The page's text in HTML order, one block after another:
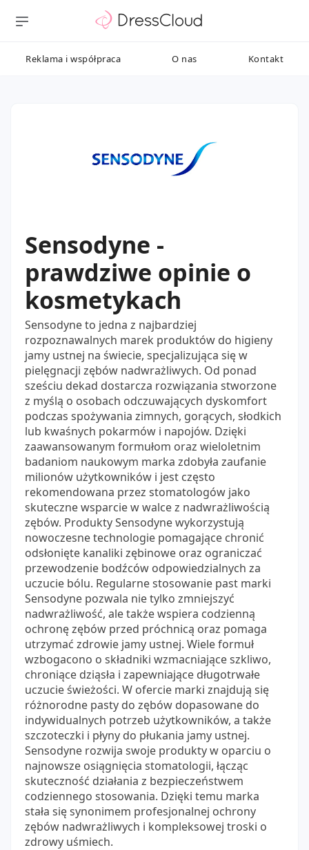
Reklama i współpraca O nas Kontakt
Sensodyne -
prawdziwe opinie o
kosmetykach
Sensodyne to jedna z najbardziej
rozpoznawalnych marek produktów do higieny
jamy ustnej na świecie, specjalizująca się w
pielęgnacji zębów nadwrażliwych. Od ponad
sześciu dekad dostarcza rozwiązania stworzone
z myślą o osobach odczuwających dyskomfort
podczas spożywania zimnych, gorących, słodkich
lub kwaśnych pokarmów i napojów. Dzięki
zaawansowanym formułom oraz wieloletnim
badaniom naukowym marka zdobyła zaufanie
milionów użytkowników i jest często
rekomendowana przez stomatologów jako
skuteczne wsparcie w walce z nadwrażliwością
zębów. Produkty Sensodyne wykorzystują
nowoczesne technologie pomagające chronić
odsłonięte kanaliki zębinowe oraz ograniczać
przewodzenie bodźców odpowiedzialnych za
uczucie bólu. Regularne stosowanie past marki
Sensodyne pozwala nie tylko zmniejszyć
nadwrażliwość, ale także wspiera codzienną
ochronę zębów przed próchnicą oraz pomaga
utrzymać zdrowie jamy ustnej. Wiele formuł
wzbogacono o składniki wzmacniające szkliwo,
chroniące dziąsła i zapewniające długotrwałe
uczucie świeżości. W ofercie marki znajdują się
różnorodne pasty do zębów dopasowane do
indywidualnych potrzeb użytkowników, a także
szczoteczki i płyny do płukania jamy ustnej.
Sensodyne rozwija swoje produkty w oparciu o
najnowsze osiągnięcia stomatologii, łącząc
skuteczność działania z bezpieczeństwem
codziennego stosowania. Dzięki temu marka
stała się synonimem profesjonalnej ochrony
zębów nadwrażliwych i kompleksowej troski o
zdrowy uśmiech.